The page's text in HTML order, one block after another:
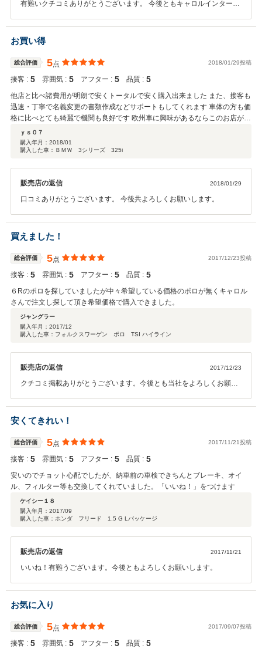
有難いクチコミありがとうございます。 今後ともキャロルインターナ
お買い得
総合評価 5点 2018/01/29投稿
接客 : 5 雰囲気 : 5 アフター : 5 品質 : 5
他店と比べ諸費用が明朗で安くトータルで安く購入出来ました また、接客も
迅速・丁寧で名義変更の書類作成などサポートもしてくれます 車体の方も価
格に比べとても綺麗で機関も良好です 欧州車に興味があるならこのお店がオ
ススメです
ｙｓ０７
購入年月： 2018/01
購入した車：ＢＭＷ 3シリーズ 325i
販売店の返信 2018/01/29
口コミありがとうございます。 今後共よろしくお願いします。
買えました！
総合評価 5点 2017/12/23投稿
接客 : 5 雰囲気 : 5 アフター : 5 品質 : 5
６Rのポロを探していましたが中々希望している価格のポロが無くキャロル
さんで注文し探して頂き希望価格で購入できました。
ジャングラー
購入年月： 2017/12
購入した車：フォルクスワーゲン ポロ TSI ハイライン
販売店の返信 2017/12/23
クチコミ掲載ありがとうございます。今後とも当社をよろしくお願い
安くてきれい！
総合評価 5点 2017/11/21投稿
接客 : 5 雰囲気 : 5 アフター : 5 品質 : 5
安いのでチョット心配でしたが、納車前の車検できちんとブレーキ、オイ
ル、フィルター等も交換してくれていました。「いいね！」をつけます
ケイシー１８
購入年月： 2017/09
購入した車：ホンダ フリード 1.5 G Lパッケージ
販売店の返信 2017/11/21
いいね！有難うございます。今後ともよろしくお願いします。
お気に入り
総合評価 5点 2017/09/07投稿
接客 : 5 雰囲気 : 5 アフター : 5 品質 : 5